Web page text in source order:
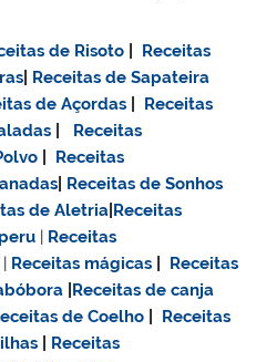
de Risoto
Receitas
Receitas de Sapateira
de Açordas
Receitas
Receitas
Receitas
Receitas de Sonhos
de Aletria Receitas
peru
Receitas
Receitas mágicas
Receitas
Receitas de canja
de Coelho
Receitas
Receitas